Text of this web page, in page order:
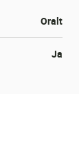
Oralt
Ja